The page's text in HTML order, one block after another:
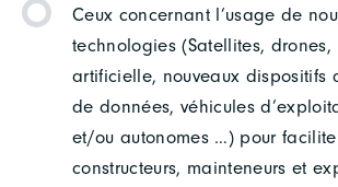
Ceux concernant l’usage de
technologies (Satellites,
artificielle, nouveaux dispositifs
de données, véhicules
et/ou autonomes …) pour
constructeurs, mainteneurs et